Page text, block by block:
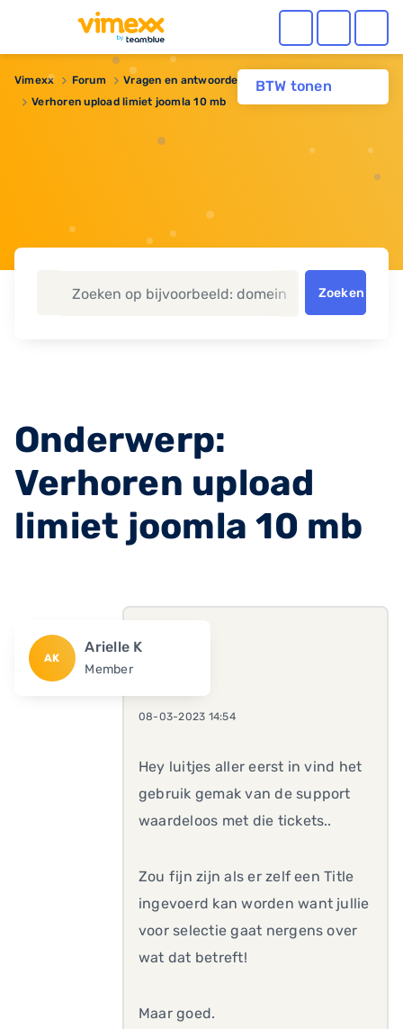
BTW tonen
Vimexx Forum
Vragen en antwoorden
Verhoren upload limiet joomla 10 mb
Zoeken
Onderwerp:
Verhoren upload
limiet joomla 10 mb
AK
Arielle K
Member
08-03-2023 14:54
Hey luitjes aller eerst in vind het
gebruik gemak van de support
waardeloos met die tickets..
Zou fijn zijn als er zelf een Title
ingevoerd kan worden want jullie
voor selectie gaat nergens over
wat dat betreft!
Maar goed.